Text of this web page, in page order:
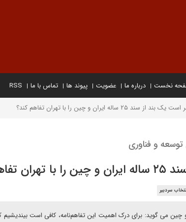
نخست درباره ما عضویت پیوند ها تماس با ما RSS
۲۵ ساله ایران و چین را با تهران تفاهم کند؟
و فناوری
کند؟
سردبیر
بررسی سند همکاری ۲۵ ساله ایران و چین می گوید: برای درک اهمیت این تفاهم‌نامه، کافی